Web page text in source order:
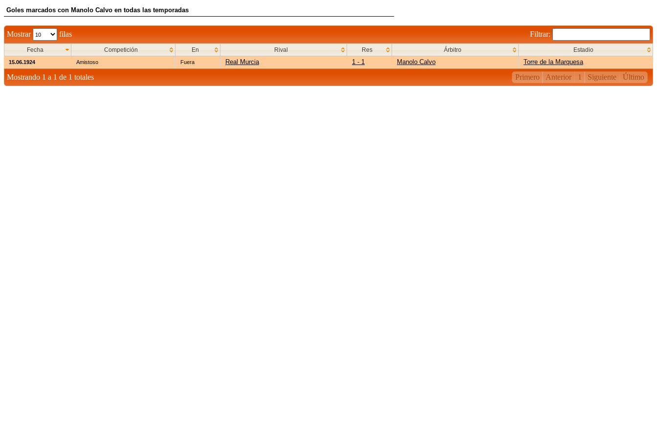
Goles marcados con Manolo Calvo en todas las temporadas
Mostrar filas Filtrar:
Fecha Competición En Rival Res Árbitro Estadio
15.06.1924 Amistoso Fuera Real Murcia 1 - 1 Manolo Calvo Torre de la Marquesa
Mostrando 1 a 1 de 1 totales Primero Anterior 1 Siguiente Último